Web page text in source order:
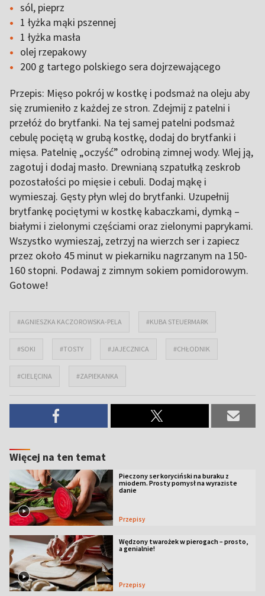
sól, pieprz
1 łyżka mąki pszennej
1 łyżka masła
olej rzepakowy
200 g tartego polskiego sera dojrzewającego
Przepis: Mięso pokrój w kostkę i podsmaż na oleju aby
się zrumieniło z każdej ze stron. Zdejmij z patelni i
przełóż do brytfanki. Na tej samej patelni podsmaż
cebulę pociętą w grubą kostkę, dodaj do brytfanki i
mięsa. Patelnię „oczyść” odrobiną zimnej wody. Wlej ją,
zagotuj i dodaj masło. Drewnianą szpatułką zeskrob
pozostałości po mięsie i cebuli. Dodaj mąkę i
wymieszaj. Gęsty płyn wlej do brytfanki. Uzupełnij
brytfankę pociętymi w kostkę kabaczkami, dymką –
białymi i zielonymi częściami oraz zielonymi paprykami.
Wszystko wymieszaj, zetrzyj na wierzch ser i zapiecz
przez około 45 minut w piekarniku nagrzanym na 150-
160 stopni. Podawaj z zimnym sokiem pomidorowym.
Gotowe!
#AGNIESZKA KACZOROWSKA-PELA #KUBA STEUERMARK
#SOKI #TOSTY #JAJECZNICA #CHŁODNIK
#CIELĘCINA #ZAPIEKANKA
Więcej na ten temat
Pieczony ser koryciński na buraku z
miodem. Prosty pomysł na wyraziste
danie
Przepisy
Wędzony twarożek w pierogach – prosto,
a genialnie!
Przepisy